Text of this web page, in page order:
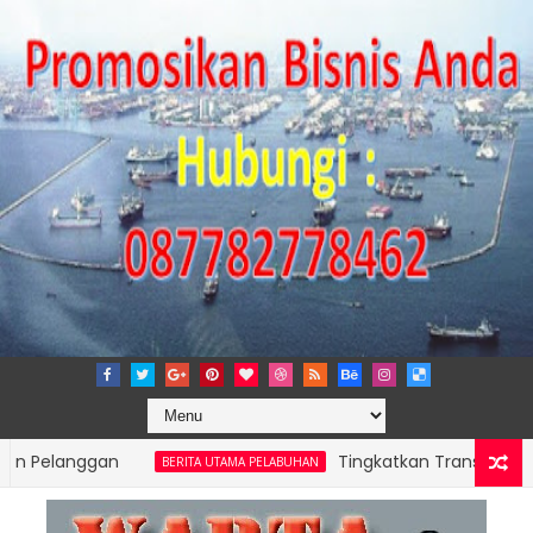
BERITA UTAMA PELABUHAN Tingkatkan Transparansi dan